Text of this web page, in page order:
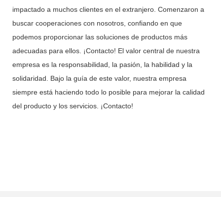
impactado a muchos clientes en el extranjero. Comenzaron a
buscar cooperaciones con nosotros, confiando en que
podemos proporcionar las soluciones de productos más
adecuadas para ellos. ¡Contacto! El valor central de nuestra
empresa es la responsabilidad, la pasión, la habilidad y la
solidaridad. Bajo la guía de este valor, nuestra empresa
siempre está haciendo todo lo posible para mejorar la calidad
del producto y los servicios. ¡Contacto!